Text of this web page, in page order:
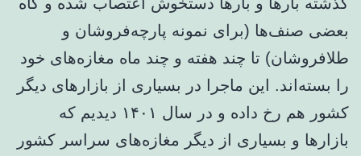
بعضی صنف‌ها (برای نمونه پارچه‌فروشان و
طلافروشان) تا چند هفته و چند ماه مغازه‌های خود
را بسته‌اند. این ماجرا در بسیاری از بازارهای دیگر
کشور هم رخ داده و در سال ۱۴۰۱ دیدیم که
بازارها و بسیاری از دیگر مغازه‌های سراسر کشور